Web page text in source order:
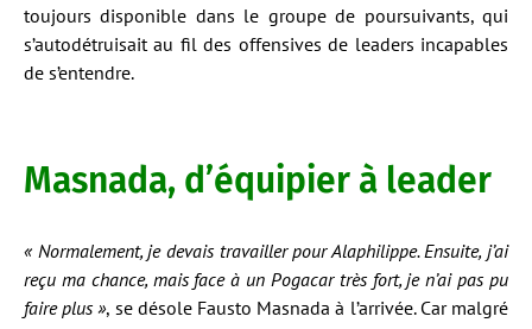
toujours disponible dans le groupe de poursuivants, qui
s’autodétruisait au fil des offensives de leaders incapables
de s’entendre.
Masnada, d’équipier à leader
« Normalement, je devais travailler pour Alaphilippe. Ensuite, j’ai
reçu ma chance, mais face à un Pogacar très fort, je n’ai pas pu
faire plus », se désole Fausto Masnada à l’arrivée. Car malgré